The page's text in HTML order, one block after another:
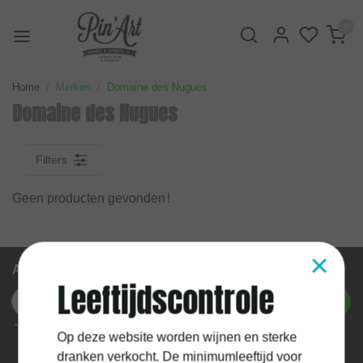
Home Merken Domaine des Nugues
Domaine des Nugues
Filters
Geen producten gevonden!
Abonneer je op onze nieuwsbrief
* We'll never share your email with anyone else.
Mijn account
×
Leeftijdscontrole
Op deze website worden wijnen en sterke
dranken verkocht. De minimumleeftijd voor